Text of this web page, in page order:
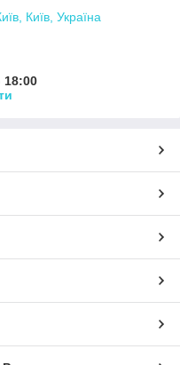
Київ, Україна
18:00